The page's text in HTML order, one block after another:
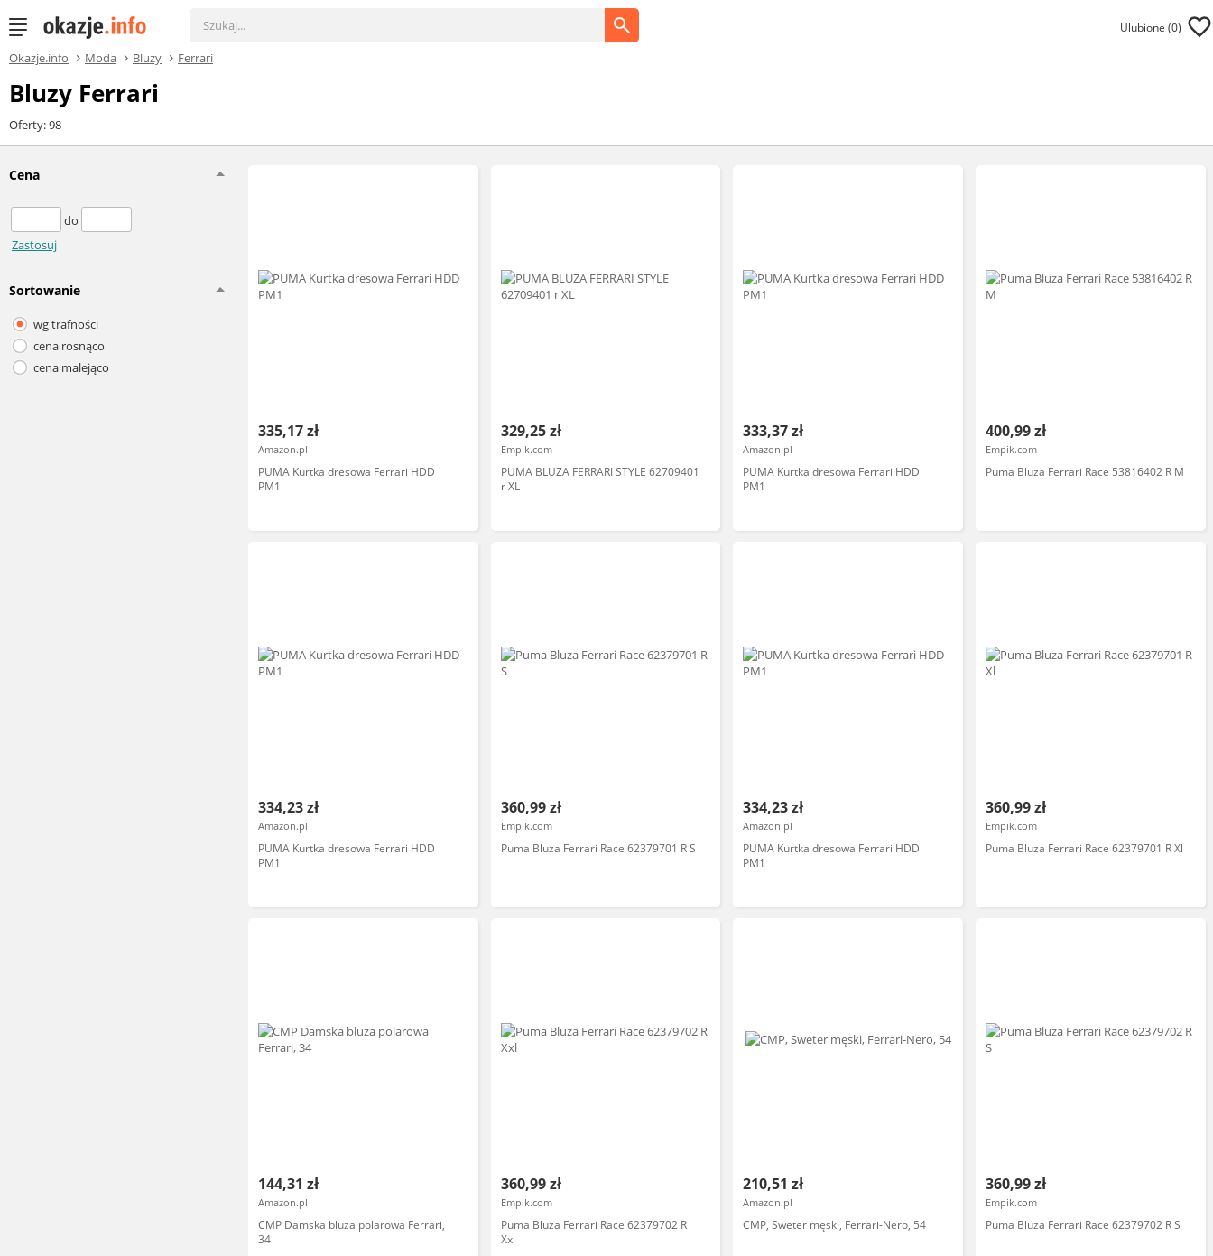
Ulubione (0)
Okazje.info Moda Bluzy Ferrari
Bluzy Ferrari
Oferty: 98
Cena
do
Zastosuj
Sortowanie
wg trafności
cena rosnąco
cena malejąco
335,17 zł
Amazon.pl
PUMA Kurtka dresowa Ferrari HDD
PM1
329,25 zł
Empik.com
PUMA BLUZA FERRARI STYLE 62709401
r XL
333,37 zł
Amazon.pl
PUMA Kurtka dresowa Ferrari HDD
PM1
400,99 zł
Empik.com
Puma Bluza Ferrari Race 53816402 R M
334,23 zł
Amazon.pl
PUMA Kurtka dresowa Ferrari HDD
PM1
360,99 zł
Empik.com
Puma Bluza Ferrari Race 62379701 R S
334,23 zł
Amazon.pl
PUMA Kurtka dresowa Ferrari HDD
PM1
360,99 zł
Empik.com
Puma Bluza Ferrari Race 62379701 R Xl
144,31 zł
Amazon.pl
CMP Damska bluza polarowa Ferrari,
34
360,99 zł
Empik.com
Puma Bluza Ferrari Race 62379702 R
Xxl
210,51 zł
Amazon.pl
CMP, Sweter męski, Ferrari-Nero, 54
360,99 zł
Empik.com
Puma Bluza Ferrari Race 62379702 R S